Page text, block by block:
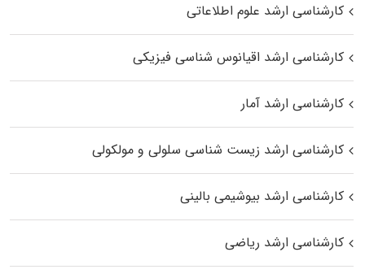
کارشناسی ارشد علوم اطلاعاتی
کارشناسی ارشد اقیانوس‌ شناسی فیزیکی
کارشناسی ارشد آمار
کارشناسی ارشد زیست شناسی سلولی و مولکولی
کارشناسی ارشد بیوشیمی بالینی
کارشناسی ارشد ریاضی